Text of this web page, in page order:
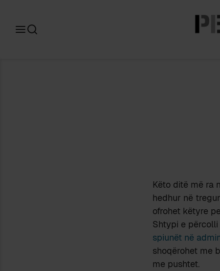
Këto ditë më ra
hedhur në
ofrohet këtyre
Shtypi e
spiunët në
shoqërohet me
me pushtet.